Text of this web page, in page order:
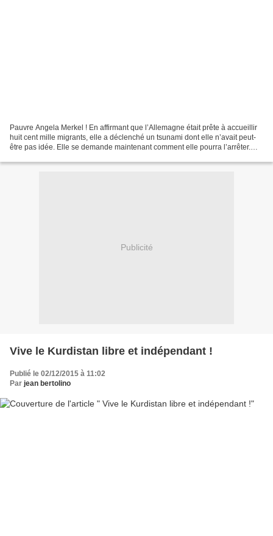
Pauvre Angela Merkel ! En affirmant que l’Allemagne était prête à accueillir
huit cent mille migrants, elle a déclenché un tsunami dont elle n’avait peut-
être pas idée. Elle se demande maintenant comment elle pourra l’arrêter.
Publicité
Vive le Kurdistan libre et indépendant !
Publié le 02/12/2015 à 11:02
Par jean bertolino